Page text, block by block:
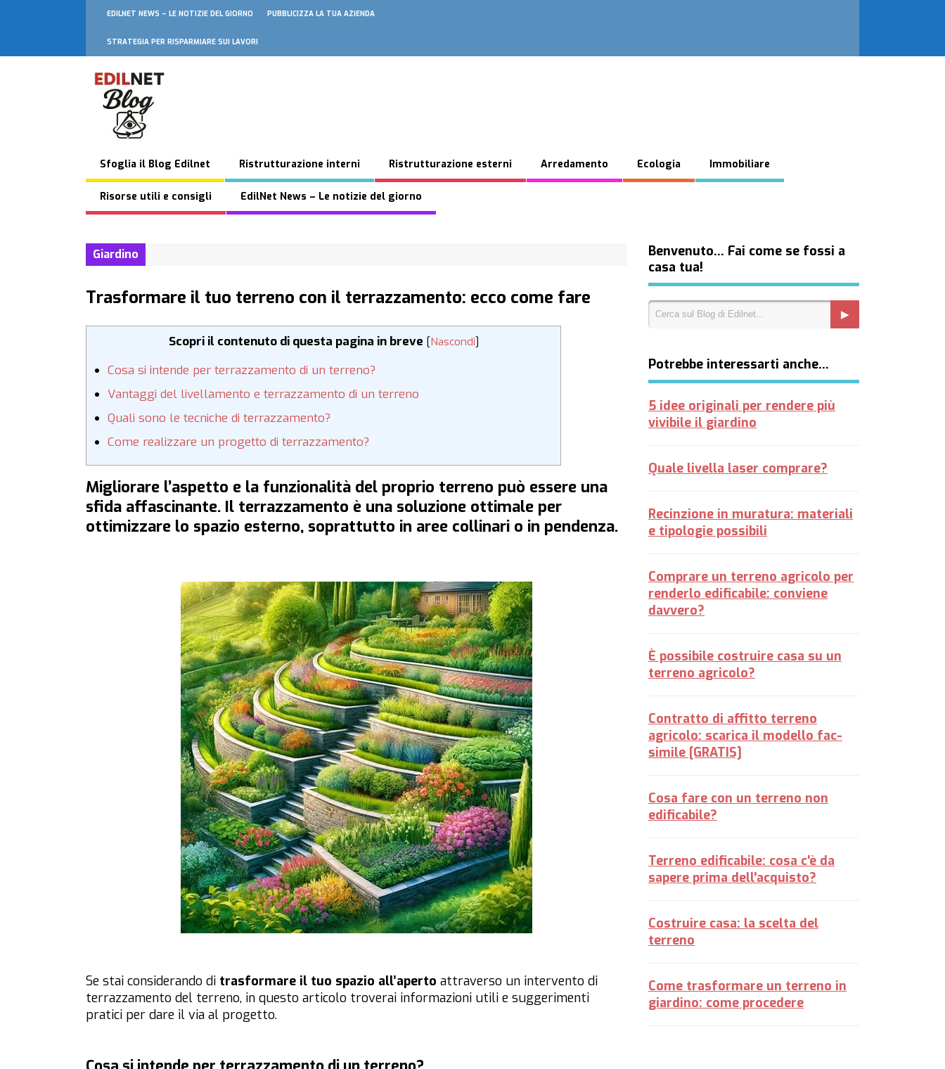
EDILNET NEWS – LE NOTIZIE DEL GIORNO PUBBLICIZZA LA TUA AZIENDA
STRATEGIA PER RISPARMIARE SUI LAVORI
Sfoglia il Blog Edilnet Ristrutturazione interni Ristrutturazione esterni Arredamento Ecologia Immobiliare
Risorse utili e consigli EdilNet News – Le notizie del giorno
Giardino
Trasformare il tuo terreno con il terrazzamento: ecco come fare
Scopri il contenuto di questa pagina in breve [Nascondi]
Cosa si intende per terrazzamento di un terreno?
Vantaggi del livellamento e terrazzamento di un terreno
Quali sono le tecniche di terrazzamento?
Come realizzare un progetto di terrazzamento?
Migliorare l’aspetto e la funzionalità del proprio terreno può essere una
sfida affascinante. Il terrazzamento è una soluzione ottimale per
ottimizzare lo spazio esterno, soprattutto in aree collinari o in pendenza.
Se stai considerando di trasformare il tuo spazio all’aperto attraverso un intervento di
terrazzamento del terreno, in questo articolo troverai informazioni utili e suggerimenti
pratici per dare il via al progetto.
Benvenuto… Fai come se fossi a
casa tua!
Potrebbe interessarti anche…
5 idee originali per rendere più
vivibile il giardino
Quale livella laser comprare?
Recinzione in muratura: materiali
e tipologie possibili
Comprare un terreno agricolo per
renderlo edificabile: conviene
davvero?
È possibile costruire casa su un
terreno agricolo?
Contratto di affitto terreno
agricolo: scarica il modello fac-
simile [GRATIS]
Cosa fare con un terreno non
edificabile?
Terreno edificabile: cosa c'è da
sapere prima dell'acquisto?
Costruire casa: la scelta del
terreno
Come trasformare un terreno in
giardino: come procedere